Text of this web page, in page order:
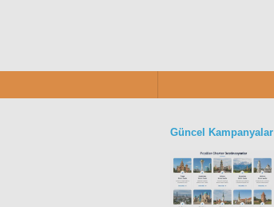
Güncel Kampanyalar